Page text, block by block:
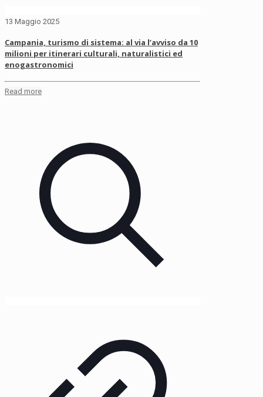
13 Maggio 2025
Campania, turismo di sistema: al via l’avviso da 10
milioni per itinerari culturali, naturalistici ed
enogastronomici
Read more